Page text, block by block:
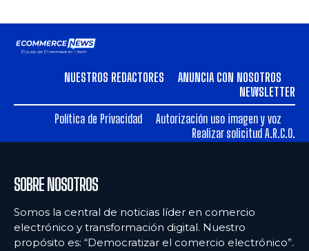
NUESTROS REDACTORES
ANUNCIA CON NOSOTROS
NEWSLETTER
Política de Privacidad
Autorización uso imagen y voz
Realizar solicitud A.R.C.O.
SOBRE NOSOTROS
Somos la central de noticias líder en comercio
electrónico y transformación digital. Nuestro
propósito es: “Democratizar el comercio electrónico”.